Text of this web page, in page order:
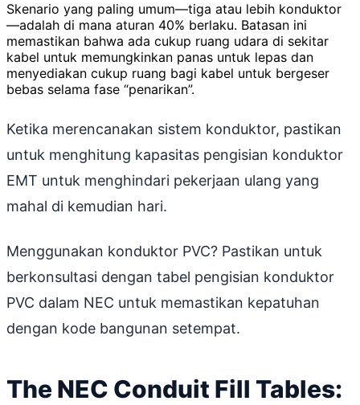
Skenario yang paling umum—tiga atau lebih konduktor
—adalah di mana aturan 40% berlaku. Batasan ini
memastikan bahwa ada cukup ruang udara di sekitar
kabel untuk memungkinkan panas untuk lepas dan
menyediakan cukup ruang bagi kabel untuk bergeser
bebas selama fase “penarikan”.
Ketika merencanakan sistem konduktor, pastikan
untuk menghitung kapasitas pengisian konduktor
EMT untuk menghindari pekerjaan ulang yang
mahal di kemudian hari.
Menggunakan konduktor PVC? Pastikan untuk
berkonsultasi dengan tabel pengisian konduktor
PVC dalam NEC untuk memastikan kepatuhan
dengan kode bangunan setempat.
The NEC Conduit Fill Tables: